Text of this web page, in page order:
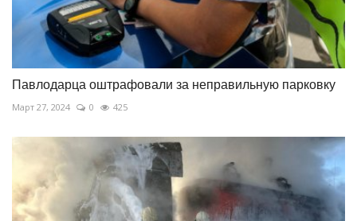
Павлодарца оштрафовали за неправильную парковку
Март 27, 2024 0 425